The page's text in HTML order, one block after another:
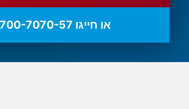
או חייגו 1700-7070-57